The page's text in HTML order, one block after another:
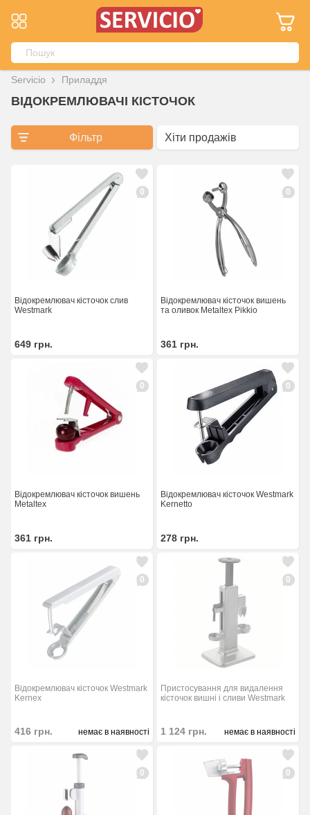
Servicio Приладдя
ВІДОКРЕМЛЮВАЧІ КІСТОЧОК
Фільтр
0
Відокремлювач кісточок слив
Westmark
649 грн.
0
Відокремлювач кісточок вишень
та оливок Metaltex Pikkio
361 грн.
0
Відокремлювач кісточок вишень
Metaltex
361 грн.
0
Відокремлювач кісточок Westmark
Kernetto
278 грн.
0
Відокремлювач кісточок Westmark
Kernex
416 грн. немає в наявності
0
Пристосування для видалення
кісточок вишні і сливи Westmark
1 124 грн. немає в наявності
0 0